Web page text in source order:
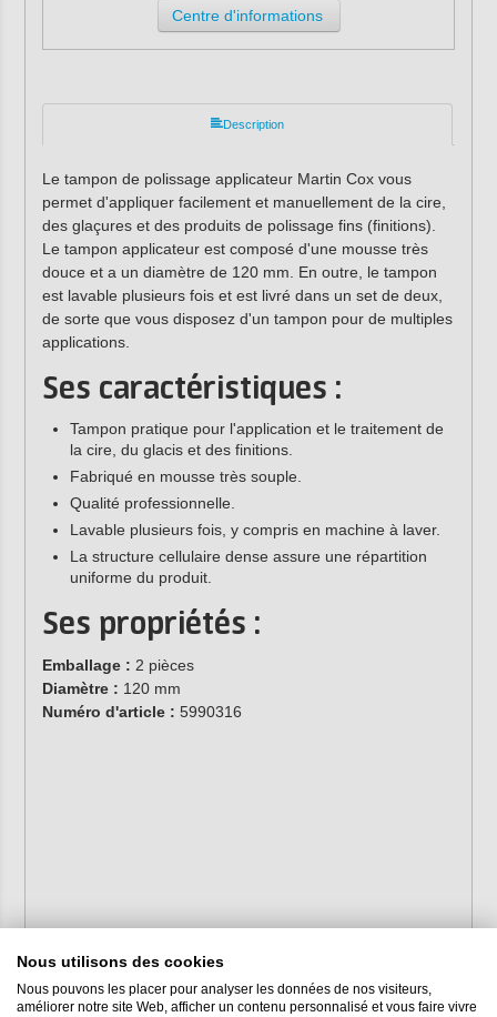
Centre d'informations
Description
Le tampon de polissage applicateur Martin Cox vous
permet d'appliquer facilement et manuellement de la cire,
des glaçures et des produits de polissage fins (finitions).
Le tampon applicateur est composé d'une mousse très
douce et a un diamètre de 120 mm. En outre, le tampon
est lavable plusieurs fois et est livré dans un set de deux,
de sorte que vous disposez d'un tampon pour de multiples
applications.
Ses caractéristiques :
Tampon pratique pour l'application et le traitement de
la cire, du glacis et des finitions.
Fabriqué en mousse très souple.
Qualité professionnelle.
Lavable plusieurs fois, y compris en machine à laver.
La structure cellulaire dense assure une répartition
uniforme du produit.
Ses propriétés :
Emballage : 2 pièces
Diamètre : 120 mm
Numéro d'article : 5990316
Nous utilisons des cookies
Nous pouvons les placer pour analyser les données de nos visiteurs,
améliorer notre site Web, afficher un contenu personnalisé et vous faire vivre